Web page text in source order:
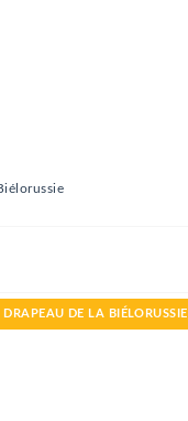
DRAPEAU DE LA BIÉLORUSSIE